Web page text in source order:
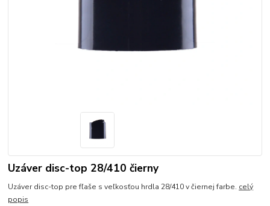
Uzáver disc-top 28/410 čierny
Uzáver disc-top pre fľaše s veľkosťou hrdla 28/410 v čiernej farbe. celý
popis